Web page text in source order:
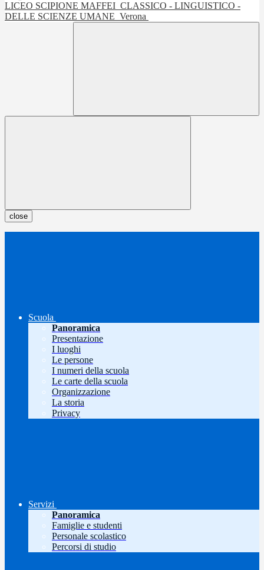
LICEO SCIPIONE MAFFEI CLASSICO - LINGUISTICO -
DELLE SCIENZE UMANE Verona
close
Scuola
Panoramica
Presentazione
I luoghi
Le persone
I numeri della scuola
Le carte della scuola
Organizzazione
La storia
Privacy
Servizi
Panoramica
Famiglie e studenti
Personale scolastico
Percorsi di studio